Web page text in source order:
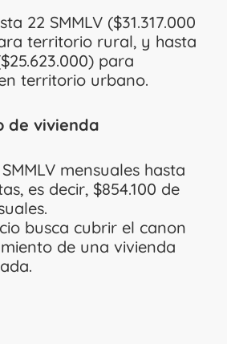
22 SMMLV ($31.317.000
territorio rural, y hasta
para
territorio urbano.
de vivienda
mensuales hasta
es decir, $854.100 de
busca cubrir el canon
de una vivienda